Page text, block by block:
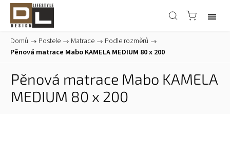
Domů / Postele / Matrace / Podle rozměrů /
Pěnová matrace Mabo KAMELA MEDIUM 80 x 200
Pěnová matrace Mabo KAMELA
MEDIUM 80 x 200